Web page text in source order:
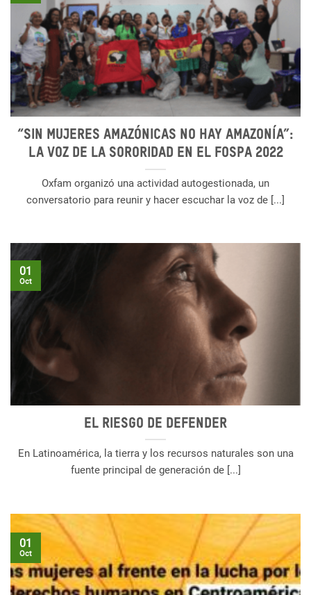
“Sin mujeres amazónicas no hay Amazonía”:
La voz de la sororidad en el FOSPA 2022
Oxfam organizó una actividad autogestionada, un
conversatorio para reunir y hacer escuchar la voz de [...]
El riesgo de defender
En Latinoamérica, la tierra y los recursos naturales son una
fuente principal de generación de [...]
01
Oct
01
Oct